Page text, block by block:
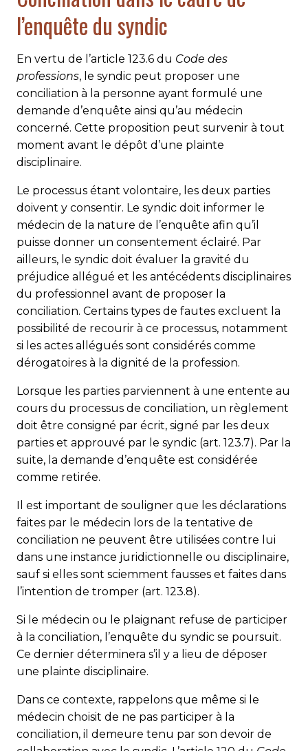
l’enquête du syndic
En vertu de l’article 123.6 du Code des
professions, le syndic peut proposer une
conciliation à la personne ayant formulé une
demande d’enquête ainsi qu’au médecin
concerné. Cette proposition peut survenir à tout
moment avant le dépôt d’une plainte
disciplinaire.
Le processus étant volontaire, les deux parties
doivent y consentir. Le syndic doit informer le
médecin de la nature de l’enquête afin qu’il
puisse donner un consentement éclairé. Par
ailleurs, le syndic doit évaluer la gravité du
préjudice allégué et les antécédents disciplinaires
du professionnel avant de proposer la
conciliation. Certains types de fautes excluent la
possibilité de recourir à ce processus, notamment
si les actes allégués sont considérés comme
dérogatoires à la dignité de la profession.
Lorsque les parties parviennent à une entente au
cours du processus de conciliation, un règlement
doit être consigné par écrit, signé par les deux
parties et approuvé par le syndic (art. 123.7). Par la
suite, la demande d’enquête est considérée
comme retirée.
Il est important de souligner que les déclarations
faites par le médecin lors de la tentative de
conciliation ne peuvent être utilisées contre lui
dans une instance juridictionnelle ou disciplinaire,
sauf si elles sont sciemment fausses et faites dans
l’intention de tromper (art. 123.8).
Si le médecin ou le plaignant refuse de participer
à la conciliation, l’enquête du syndic se poursuit.
Ce dernier déterminera s’il y a lieu de déposer
une plainte disciplinaire.
Dans ce contexte, rappelons que même si le
médecin choisit de ne pas participer à la
conciliation, il demeure tenu par son devoir de